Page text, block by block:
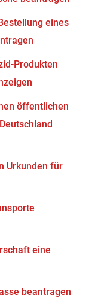
eines
Produkten
öffentlichen
Urkunden für
eine
beantragen